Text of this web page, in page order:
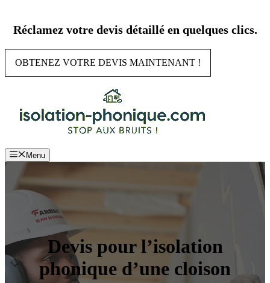
contenu
Réclamez votre devis détaillé en quelques clics.
OBTENEZ VOTRE DEVIS MAINTENANT !
Menu
Devis pour l’isolation
phonique d’une cloison